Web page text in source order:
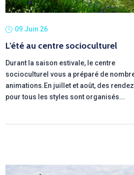
09 Juin 26
L’été au centre socioculturel
Durant la saison estivale, le centre
socioculturel vous a préparé de
animations.En juillet et août, des
pour tous les styles sont organisés...